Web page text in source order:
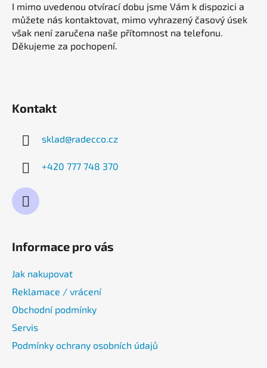
I mimo uvedenou otvírací dobu jsme Vám k dispozici a
můžete nás kontaktovat, mimo vyhrazený časový úsek
však není zaručena naše přítomnost na telefonu.
Děkujeme za pochopení.
Kontakt
sklad@radecco.cz
+420 777 748 370
Informace pro vás
Jak nakupovat
Reklamace / vrácení
Obchodní podmínky
Servis
Podmínky ochrany osobních údajů